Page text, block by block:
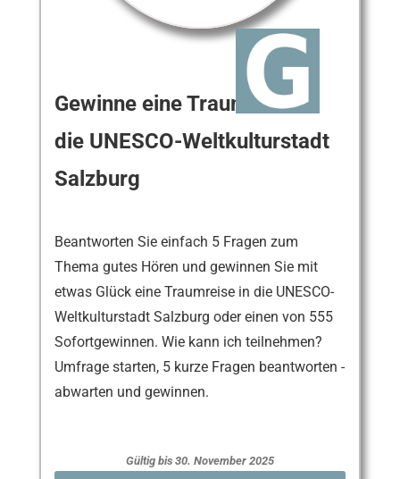
Gewinne eine Traumreise in
die UNESCO-Weltkulturstadt
Salzburg
Beantworten Sie einfach 5 Fragen zum
Thema gutes Hören und gewinnen Sie mit
etwas Glück eine Traumreise in die UNESCO-
Weltkulturstadt Salzburg oder einen von 555
Sofortgewinnen. Wie kann ich teilnehmen?
Umfrage starten, 5 kurze Fragen beantworten -
abwarten und gewinnen.
Gültig bis 30. November 2025